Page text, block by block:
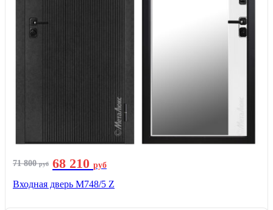
71 800руб 68 210 руб
Входная дверь М748/5 Z